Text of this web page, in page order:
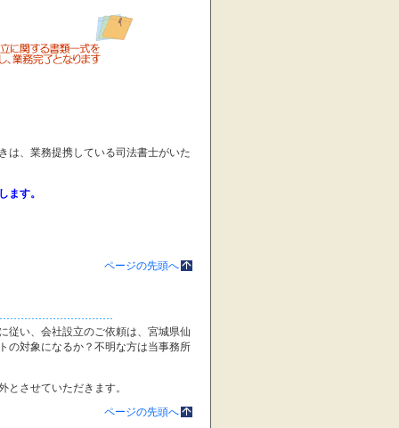
は、業務提携している司法書士がいた
ます。
ページの先頭へ
従い、会社設立のご依頼は、宮城県仙
の対象になるか？不明な方は当事務所
させていただきます。
ページの先頭へ